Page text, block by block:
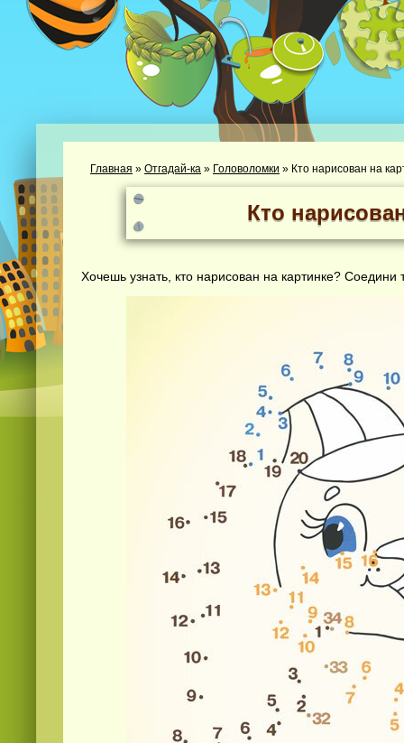
Главная » Отгадай-ка » Головоломки » Кто нарисован на
Кто
Хочешь узнать, кто нарисован на картинке? Соедини